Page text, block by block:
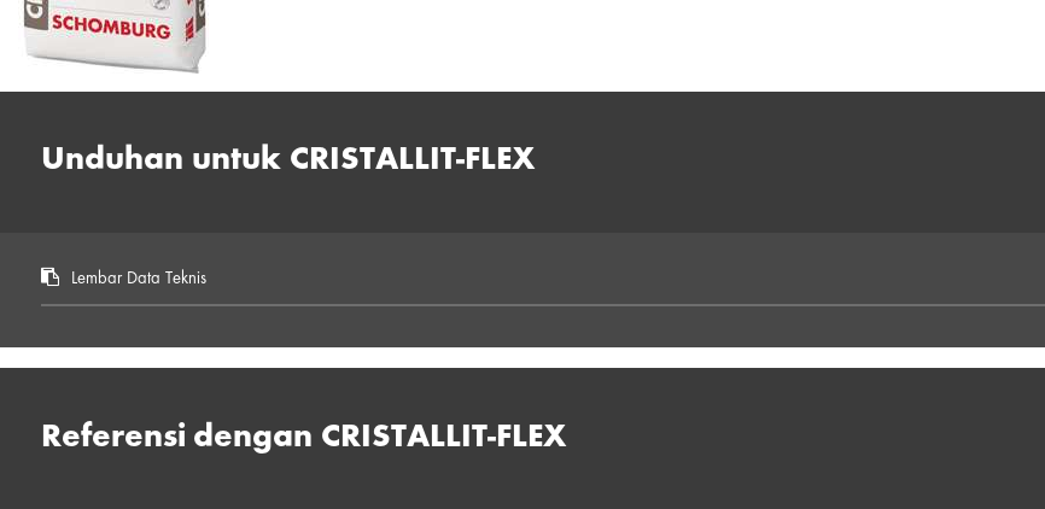
Unduhan untuk CRISTALLIT-FLEX
Lembar Data Teknis
Referensi dengan CRISTALLIT-FLEX